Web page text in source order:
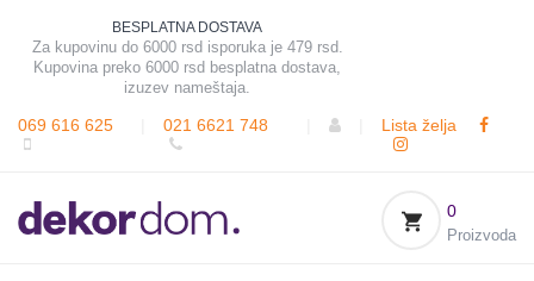
BESPLATNA DOSTAVA
Za kupovinu do 6000 rsd isporuka je 479 rsd.
Kupovina preko 6000 rsd besplatna dostava,
izuzev nameštaja.
069 616 625 021 6621 748 Lista želja
0
Proizvoda